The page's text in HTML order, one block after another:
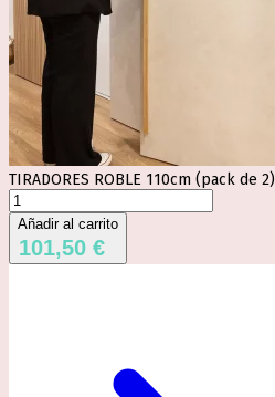
TIRADORES ROBLE 110cm (pack de 2)
TIRADORES
ROBLE
110cm
(pack
Añadir al carrito
101,50 €